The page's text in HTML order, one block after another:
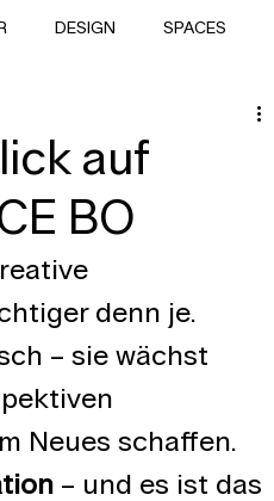
DESIGN SPACES
auf
BO
denn je.
– sie wächst
Neues schaffen.
– und es ist das